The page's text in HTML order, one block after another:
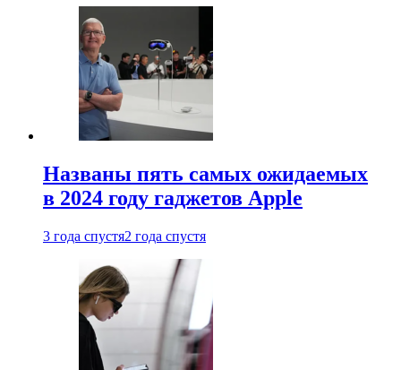
Названы пять самых ожидаемых
в 2024 году гаджетов Apple
3 года спустя2 года спустя